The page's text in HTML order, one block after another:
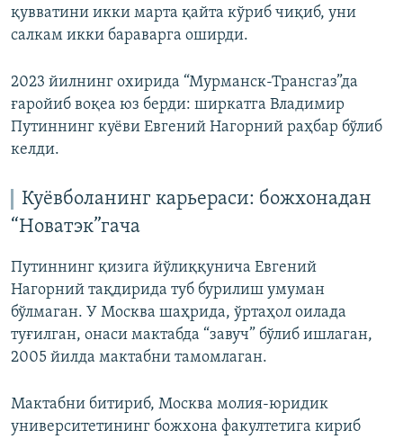
қувватини икки марта қайта кўриб чиқиб, уни
салкам икки бараварга оширди.
2023 йилнинг охирида “Мурманск-Трансгаз”да
ғаройиб воқеа юз берди: ширкатга Владимир
Путиннинг куёви Евгений Нагорний раҳбар бўлиб
келди.
Куёвболанинг карьераси: божхонадан
“Новатэк”гача
Путиннинг қизига йўлиққунича Евгений
Нагорний тақдирида туб бурилиш умуман
бўлмаган. У Москва шаҳрида, ўртаҳол оилада
туғилган, онаси мактабда “завуч” бўлиб ишлаган,
2005 йилда мактабни тамомлаган.
Мактабни битириб, Москва молия-юридик
университетининг божхона факултетига кириб